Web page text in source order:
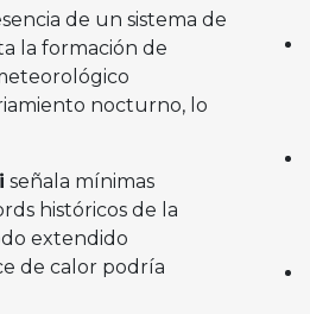
de un sistema de
la formación de
nocturno, lo
señala mínimas
históricos de la
extendido
de calor podría